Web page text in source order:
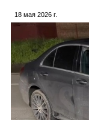
18 мая 2026 г.